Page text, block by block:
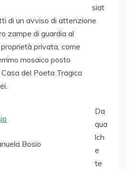
siat
di un avviso di attenzione
zampe di guardia al
privata, come
mosaico posto
Casa del Poeta Tragico
Bosio
Da
qua
lch
e
te